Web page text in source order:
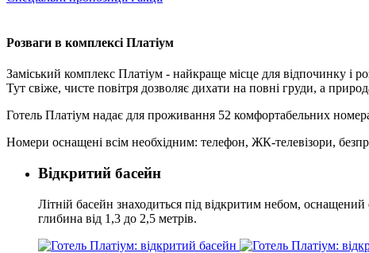
Розваги в комплексі Платіум
Заміський комплекс Платіум - найкраще місце для відпочинку і
Тут свіже, чисте повітря дозволяє дихати на повні груди, а
Готель Платіум надає для проживання 52 комфортабельних
Номери оснащені всім необхідним: телефон, ЖК-телевізори,
Відкритий басейн
Літній басейн знаходиться під відкритим небом,
глибина від 1,3 до 2,5 метрів.